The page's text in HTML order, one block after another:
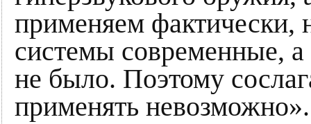
применяем фактически,
системы современные, а
не было. Поэтому
применять